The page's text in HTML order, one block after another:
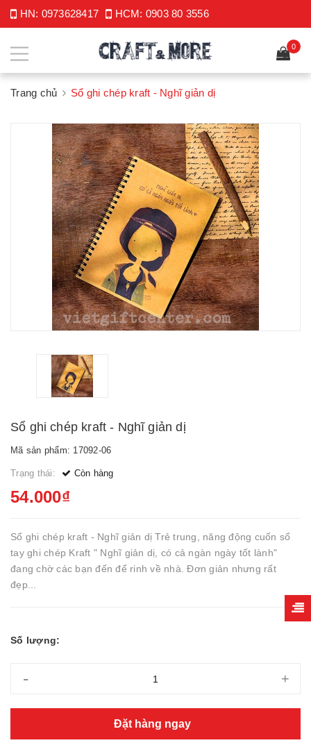
HN: 0973628417 HCM: 0903 80 3556
0
Trang chủ Sổ ghi chép kraft - Nghĩ giản dị
Sổ ghi chép kraft - Nghĩ giản dị
Mã sản phẩm: 17092-06
Trạng thái: Còn hàng
54.000₫
Sổ ghi chép kraft - Nghĩ giản dị Trẻ trung, năng động cuốn sổ
tay ghi chép Kraft " Nghĩ giản dị, có cả ngàn ngày tốt lành"
đang chờ các bạn đến để rinh về nhà. Đơn giản nhưng rất
đẹp...
Số lượng:
- +
Đặt hàng ngay